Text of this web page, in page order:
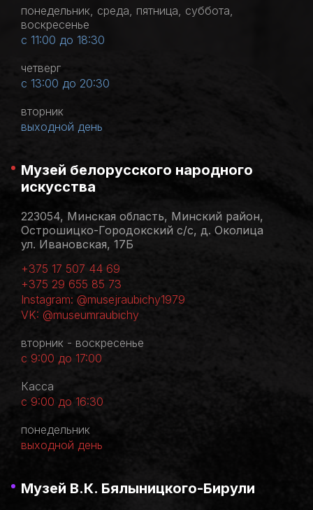
понедельник, среда, пятница, суббота,
воскресенье
с 11:00 до 18:30
четверг
с 13:00 до 20:30
вторник
выходной день
Музей белорусского народного
искусства
223054, Минская область, Минский район,
Острошицко-Городокский с/с, д. Околица
ул. Ивановская, 17Б
+375 17 507 44 69
+375 29 655 85 73
Instagram: @musejraubichy1979
VK: @museumraubichy
вторник - воскресенье
с 9:00 до 17:00
Касса
с 9:00 до 16:30
понедельник
выходной день
Музей В.К. Бялыницкого-Бирули